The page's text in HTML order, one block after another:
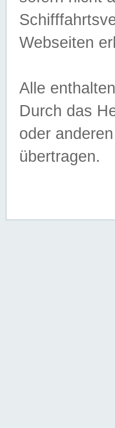
Webseiten
Alle
Durch das
oder
übertragen.